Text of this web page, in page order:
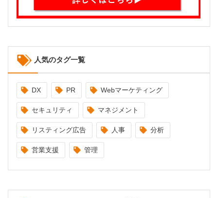
人気のタグ一覧
DX PR Webマーケティング
セキュリティ マネジメント
リスティング広告 人事 分析
営業支援 管理